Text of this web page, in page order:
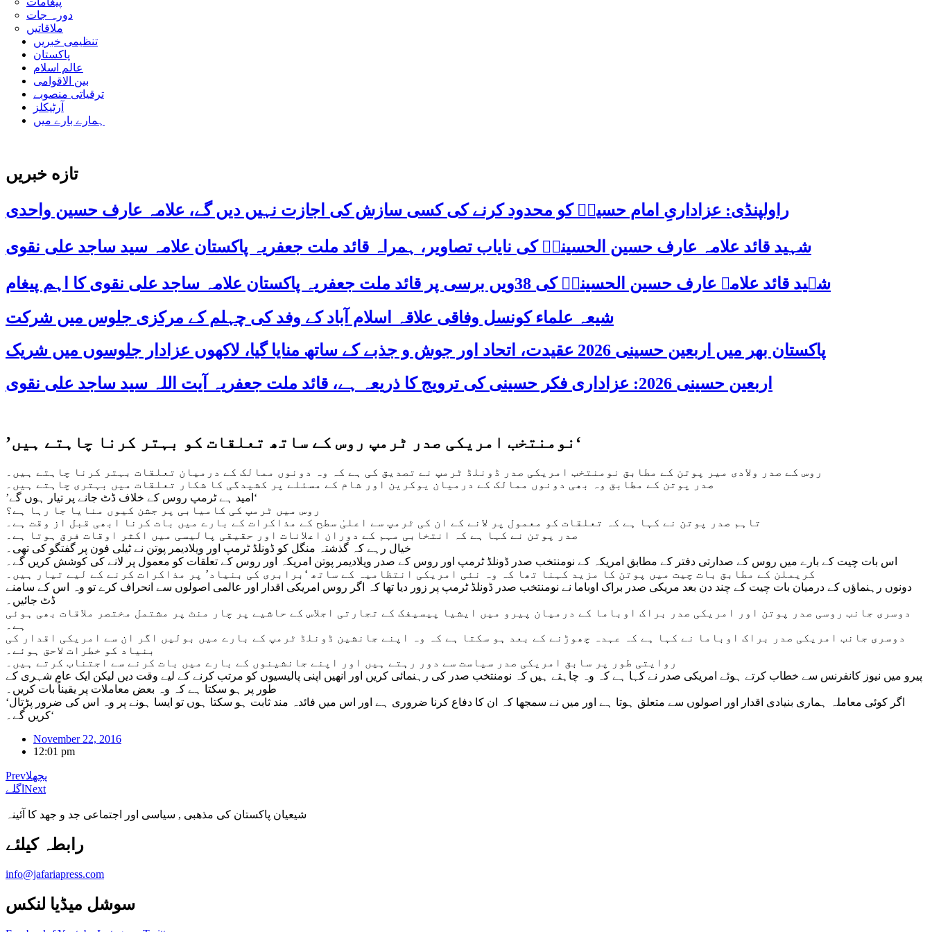
دورہ جات
ملاقاتیں
تنظیمی خبریں
پاکستان
عالم اسلام
بین الاقوامی
ترقیاتی منصوبے
آرٹیکلز
ہمارے بارے میں
تازه خبریں
راولپنڈی: عزاداریِ امام حسینؑ کو محدود کرنے کی کسی سازش کی اجازت نہیں دیں گے، علامہ عارف حسین واحدی
شہید قائد علامہ عارف حسین الحسینیؒ کی نایاب تصاویر، ہمراہ قائد ملت جعفریہ پاکستان علامہ سید ساجد علی نقوی
شہید قائد علامہ عارف حسین الحسینیؒ کی 38ویں برسی پر قائد ملت جعفریہ پاکستان علامہ ساجد علی نقوی کا اہم پیغام
شیعہ علماء کونسل وفاقی علاقہ اسلام آباد کے وفد کی چہلم کے مرکزی جلوس میں شرکت
پاکستان بھر میں اربعین حسینی 2026 عقیدت، اتحاد اور جوش و جذبے کے ساتھ منایا گیا، لاکھوں عزادار جلوسوں میں شریک
اربعین حسینی 2026: عزاداری فکر حسینی کی ترویج کا ذریعہ ہے، قائد ملت جعفریہ آیت اللہ سید ساجد علی نقوی
’نومنتخب امریکی صدر ٹرمپ روس کے ساتھ تعلقات کو بہتر کرنا چاہتے ہیں‘
روس کے صدر ولادی میر پوتن کے مطابق نومنتخب امریکی صدر ڈونلڈ ٹرمپ نے تصدیق کی ہے کہ وہ دونوں ممالک کے درمیان تعلقات بہتر کرنا چاہتے ہیں۔
صدر پوتن کے مطابق وہ بھی دونوں ممالک کے درمیان یوکرین اور شام کے مسئلے پر کشیدگی کا شکار تعلقات میں بہتری چاہتے ہیں۔
’امید ہے ٹرمپ روس کے خلاف ڈٹ جانے پر تیار ہوں گے‘
روس میں ٹرمپ کی کامیابی پر جشن کیوں منایا جا رہا ہے؟
تاہم صدر پوتن نے کہا ہے کہ تعلقات کو معمول پر لانے کے ان کی ٹرمپ سے اعلیٰ سطح کے مذاکرات کے بارے میں بات کرنا ابھی قبل از وقت ہے۔
صدر پوتن نے کہا ہے کہ انتخابی مہم کے دوران اعلانات اور حقیقی پالیسی میں اکثر اوقات فرق ہوتا ہے۔
خیال رہے کہ گذشتہ منگل کو ڈونلڈ ٹرمپ اور ویلادیمر پوتن نے ٹیلی فون پر گفتگو کی تھی۔
اس بات چیت کے بارے میں روس کے صدارتی دفتر کے مطابق امریکہ کے نومنتخب صدر ڈونلڈ ٹرمپ اور روس کے صدر ویلادیمر پوتن امریکہ اور روس کے تعلقات کو معمول پر لانے کی کوشش کریں گے۔
کریملن کے مطابق بات چیت میں پوتن کا مزید کہنا تھا کہ وہ نئی امریکی انتظامیہ کے ساتھ ‘برابری کی بنیاد’ پر مذاکرات کرنے کے لیے تیار ہیں۔
دونوں رہنماؤں کے درمیان بات چیت کے چند دن بعد مریکی صدر براک اوباما نے نومنتخب صدر ڈونلڈ ٹرمپ پر زور دیا تھا کہ اگر روس امریکی اقدار اور عالمی اصولوں سے انحراف کرے تو وہ اس کے سامنے
ڈٹ جائیں۔
دوسری جانب روسی صدر پوتن اور امریکی صدر براک اوباما کے درمیان پیرو میں ایشیا پیسیفک کے تجارتی اجلاس کے حاشیے پر چار منٹ پر مشتمل مختصر ملاقات بھی ہوئی
ہے۔
دوسری جانب امریکی صدر براک اوباما نے کہا ہے کہ عہدہ چھوڑنے کے بعد ہو سکتا ہے کہ وہ اپنے جانشین ڈونلڈ ٹرمپ کے بارے میں بولیں اگر ان سے امریکی اقدار کی
بنیاد کو خطرات لاحق ہوئے۔
روایتی طور پر سابق امریکی صدر سیاست سے دور رہتے ہیں اور اپنے جانشینوں کے بارے میں بات کرنے سے اجتناب کرتے ہیں۔
پیرو میں نیوز کانفرنس سے خطاب کرتے ہوئے امریکی صدر نے کہا ہے کہ وہ چاہتے ہیں کہ نومنتخب صدر کی رہنمائی کریں اور انھیں اپنی پالیسیوں کو مرتب کرنے کے لیے وقت دیں لیکن ایک عام شہری کے
طور پر ہو سکتا ہے کہ وہ بعض معاملات پر یقیناً بات کریں۔
‘اگر کوئی معاملہ ہماری بنیادی اقدار اور اصولوں سے متعلق ہوتا ہے اور میں نے سمجھا کہ ان کا دفاع کرنا ضروری ہے اور اس میں فائدہ مند ثابت ہو سکتا ہوں تو ایسا ہونے پر وہ اس کی ضرور پڑتال
کریں گے۔‘
November 22, 2016
12:01 pm
Prevپچھلا
اگلے Next
شیعیان پاکستان کی مذهبی , سیاسی اور اجتماعی جد و جهد کا آئینہ
info@jafariapress.com​
سوشل میڈیا لنکس